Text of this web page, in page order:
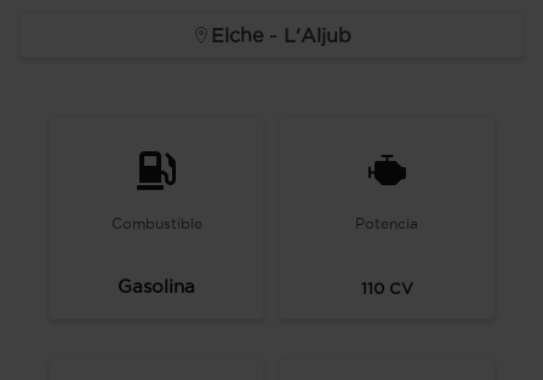
Elche - L'Aljub
Combustible
Gasolina
Potencia
110CV